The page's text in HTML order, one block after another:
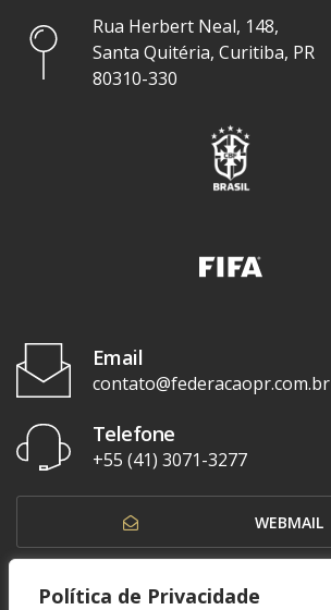
Política de Privacidade
Rua Herbert Neal, 148,
Santa Quitéria, Curitiba, PR
80310-330
Email
contato@federacaopr.com.br
Telefone
+55 (41) 3071-3277
WEBMAIL
OUVIDORIA